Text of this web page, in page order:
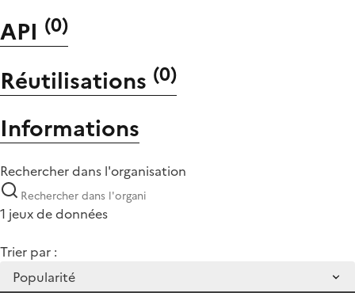
API (0)
Réutilisations (0)
Informations
Rechercher dans l'organisation
1 jeux de données
Trier par :